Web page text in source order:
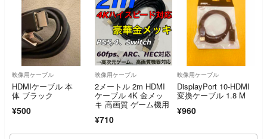
映像用ケーブル
HDMIケーブル 本
体 ブラック
¥500
映像用ケーブル
2メートル 2m HDMI
ケーブル 4K 金メッ
キ 高画質 ゲーム機用
¥710
映像用ケーブル
DisplayPort 10-HDMI
変換ケーブル 1.8 M
¥960